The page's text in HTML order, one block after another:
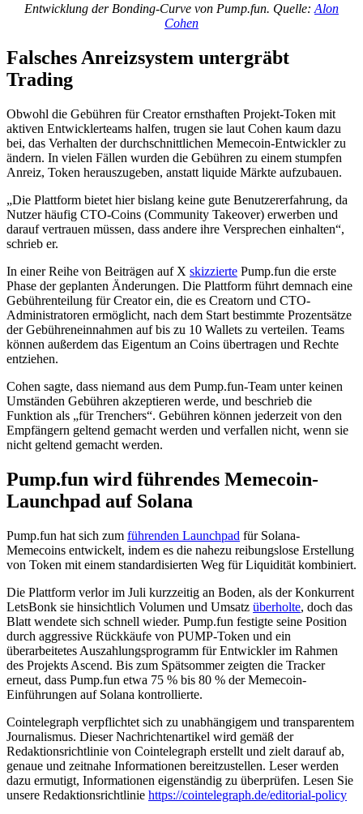
Entwicklung der Bonding-Curve von Pump.fun. Quelle: Alon
Cohen
Falsches Anreizsystem untergräbt
Trading
Obwohl die Gebühren für Creator ernsthaften Projekt-Token mit
aktiven Entwicklerteams halfen, trugen sie laut Cohen kaum dazu
bei, das Verhalten der durchschnittlichen Memecoin-Entwickler zu
ändern. In vielen Fällen wurden die Gebühren zu einem stumpfen
Anreiz, Token herauszugeben, anstatt liquide Märkte aufzubauen.
„Die Plattform bietet hier bislang keine gute Benutzererfahrung, da
Nutzer häufig CTO-Coins (Community Takeover) erwerben und
darauf vertrauen müssen, dass andere ihre Versprechen einhalten“,
schrieb er.
In einer Reihe von Beiträgen auf X skizzierte Pump.fun die erste
Phase der geplanten Änderungen. Die Plattform führt demnach eine
Gebührenteilung für Creator ein, die es Creatorn und CTO-
Administratoren ermöglicht, nach dem Start bestimmte Prozentsätze
der Gebühreneinnahmen auf bis zu 10 Wallets zu verteilen. Teams
können außerdem das Eigentum an Coins übertragen und Rechte
entziehen.
Cohen sagte, dass niemand aus dem Pump.fun-Team unter keinen
Umständen Gebühren akzeptieren werde, und beschrieb die
Funktion als „für Trenchers“. Gebühren können jederzeit von den
Empfängern geltend gemacht werden und verfallen nicht, wenn sie
nicht geltend gemacht werden.
Pump.fun wird führendes Memecoin-
Launchpad auf Solana
Pump.fun hat sich zum führenden Launchpad für Solana-
Memecoins entwickelt, indem es die nahezu reibungslose Erstellung
von Token mit einem standardisierten Weg für Liquidität kombiniert.
Die Plattform verlor im Juli kurzzeitig an Boden, als der Konkurrent
LetsBonk sie hinsichtlich Volumen und Umsatz überholte, doch das
Blatt wendete sich schnell wieder. Pump.fun festigte seine Position
durch aggressive Rückkäufe von PUMP-Token und ein
überarbeitetes Auszahlungsprogramm für Entwickler im Rahmen
des Projekts Ascend. Bis zum Spätsommer zeigten die Tracker
erneut, dass Pump.fun etwa 75 % bis 80 % der Memecoin-
Einführungen auf Solana kontrollierte.
Cointelegraph verpflichtet sich zu unabhängigem und transparentem
Journalismus. Dieser Nachrichtenartikel wird gemäß der
Redaktionsrichtlinie von Cointelegraph erstellt und zielt darauf ab,
genaue und zeitnahe Informationen bereitzustellen. Leser werden
dazu ermutigt, Informationen eigenständig zu überprüfen. Lesen Sie
unsere Redaktionsrichtlinie https://cointelegraph.de/editorial-policy